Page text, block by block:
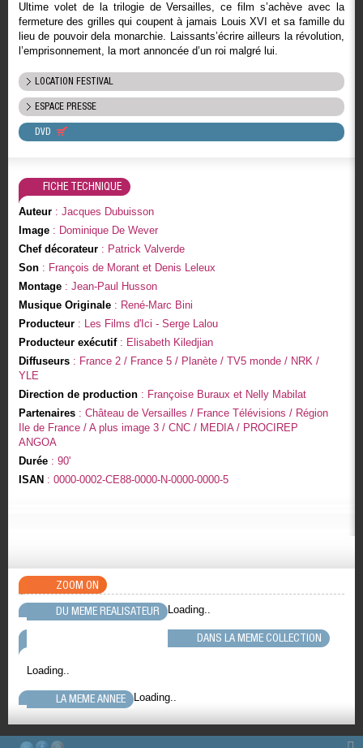
Ultime volet de la trilogie de Versailles, ce film s’achève avec la
fermeture des grilles qui coupent à jamais Louis XVI et sa famille du
lieu de pouvoir dela monarchie. Laissants’écrire ailleurs la révolution,
l’emprisonnement, la mort annoncée d’un roi malgré lui.
LOCATION FESTIVAL
ESPACE PRESSE
DVD
FICHE TECHNIQUE
Auteur: Jacques Dubuisson
Image: Dominique De Wever
Chef décorateur: Patrick Valverde
Son: François de Morant et Denis Leleux
Montage: Jean-Paul Husson
Musique Originale: René-Marc Bini
Producteur: Les Films d'Ici - Serge Lalou
Producteur exécutif: Elisabeth Kiledjian
Diffuseurs: France 2 / France 5 / Planète / TV5 monde / NRK /
YLE
Direction de production: Françoise Buraux et Nelly Mabilat
Partenaires: Château de Versailles / France Télévisions / Région
Ile de France / A plus image 3 / CNC / MEDIA / PROCIREP
ANGOA
Durée: 90'
ISAN : 0000-0002-CE88-0000-N-0000-0000-5
ZOOM ON
DU MEME REALISATEUR
Loading..
DANS LA MEME COLLECTION
Loading..
LA MEME ANNEE Loading..